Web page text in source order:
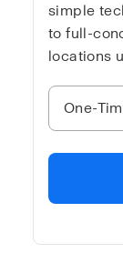
simple
to full-
locations
One-